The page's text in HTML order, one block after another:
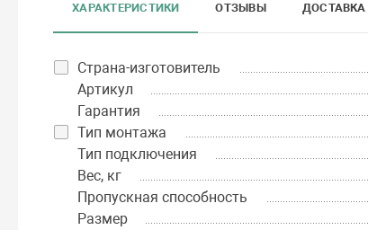
ХАРАКТЕРИСТИКИ ОТЗЫВЫ ДОСТАВКА
Страна-изготовитель
Артикул
Гарантия
Тип монтажа
Тип подключения
Вес, кг
Пропускная способность
Размер